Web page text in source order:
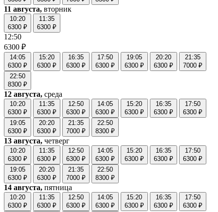
11 августа, вторник
10:20
6300 ₽
11:35
6300 ₽
12:50
6300 ₽
14:05
6300 ₽
15:20
6300 ₽
16:35
6300 ₽
17:50
6300 ₽
19:05
6300 ₽
20:20
6300 ₽
21:35
7000 ₽
22:50
8300 ₽
12 августа, среда
10:20
6300 ₽
11:35
6300 ₽
12:50
6300 ₽
14:05
6300 ₽
15:20
6300 ₽
16:35
6300 ₽
17:50
6300 ₽
19:05
6300 ₽
20:20
6300 ₽
21:35
7000 ₽
22:50
8300 ₽
13 августа, четверг
10:20
6300 ₽
11:35
6300 ₽
12:50
6300 ₽
14:05
6300 ₽
15:20
6300 ₽
16:35
6300 ₽
17:50
6300 ₽
19:05
6300 ₽
20:20
6300 ₽
21:35
7000 ₽
22:50
8300 ₽
14 августа, пятница
10:20
6300 ₽
11:35
6300 ₽
12:50
6300 ₽
14:05
6300 ₽
15:20
6300 ₽
16:35
6300 ₽
17:50
6300 ₽